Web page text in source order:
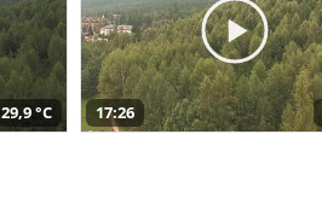
29,9 °C 17:26